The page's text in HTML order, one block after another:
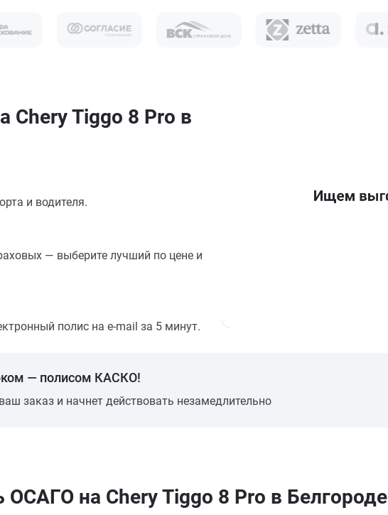
Chery Tiggo 8 Pro в
и водителя.
— выберите лучший по цене и
полис на e-mail за 5 минут.
— полисом КАСКО!
заказ и начнет действовать незамедлительно
на Chery Tiggo 8 Pro в Белгороде